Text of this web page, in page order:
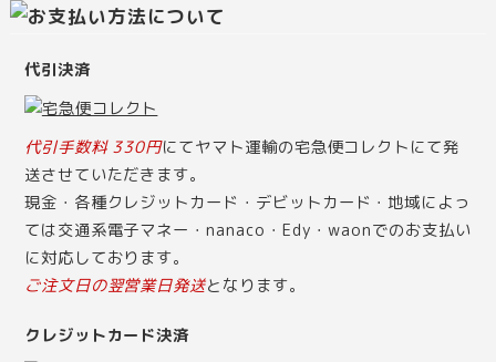
代引決済
代引手数料 330円にてヤマト運輸の宅急便コレクトにて発
送させていただきます。
現金・各種クレジットカード・デビットカード・地域によっ
ては交通系電子マネー・nanaco・Edy・waonでのお支払い
に対応しております。
ご注文日の翌営業日発送となります。
クレジットカード決済